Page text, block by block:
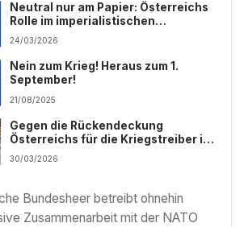
Neutral nur am Papier: Österreichs
Rolle im imperialistischen
Weltsystem
24/03/2026
Nein zum Krieg! Heraus zum 1.
September!
21/08/2025
Gegen die Rückendeckung
Österreichs für die Kriegstreiber in
Washington und Tel-Aviv!
30/03/2026
Bundesheer betreibt ohnehin
Zusammenarbeit mit der NATO